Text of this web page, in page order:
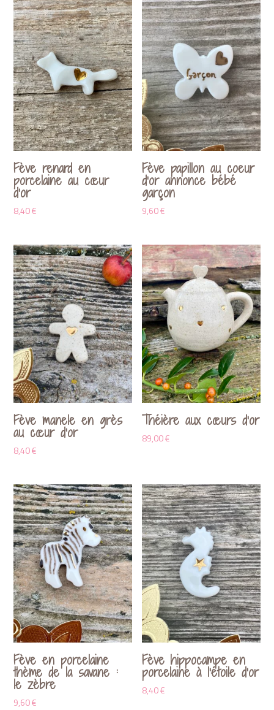
Fève renard en
porcelaine au cœur
d’or
8,40€
Fève papillon au coeur
d’or annonce bébé
garçon
9,60€
Fève manele en grès
au cœur d’or
8,40€
Théière aux cœurs d’or
89,00€
Fève en porcelaine
thème de la savane :
le zèbre
9,60€
Fève hippocampe en
porcelaine à l’étoile d’or
8,40€